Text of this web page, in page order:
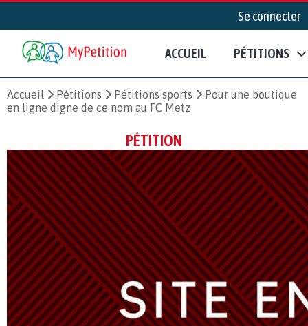
Se connecter
ACCUEIL PÉTITIONS
Accueil Pétitions Pétitions sports
Pour une boutique
en ligne digne de ce nom au FC Metz
PÉTITION